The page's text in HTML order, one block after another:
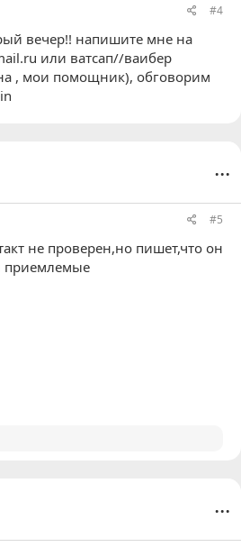
#4
вечер!! напишите мне на
или ватсап//ваибер
, мои помощник), обговорим
...
#5
не проверен,но пишет,что он
приемлемые
...